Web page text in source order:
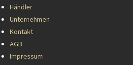
Händler
Unternehmen
Kontakt
AGB
Impressum